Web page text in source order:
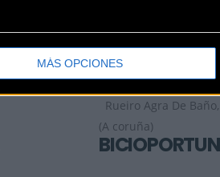
MÁS OPCIONESBICICLETAS
Rueiro Agra De
(A coruña)